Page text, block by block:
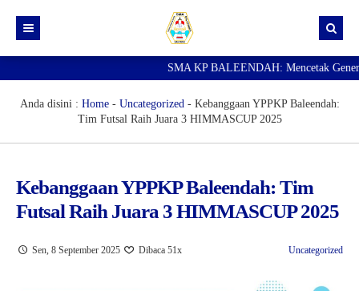
Berita
SPMB
SMA KP BALEENDAH: Mencetak
Anda disini : Home- Uncategorized- Kebanggaan YPPKP Baleendah:
Tim Futsal Raih Juara 3 HIMMASCUP 2025
Kebanggaan YPPKP Baleendah: Tim
Futsal Raih Juara 3 HIMMASCUP 2025
Sen, 8 September 2025 Dibaca 51x Uncategorized